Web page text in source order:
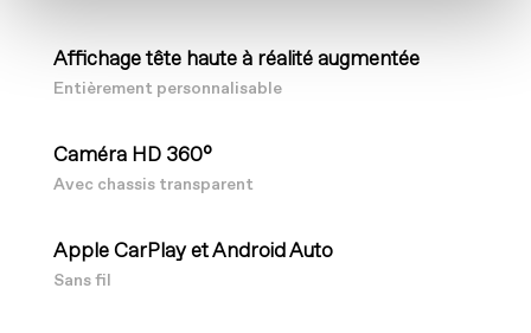
Affichage tête haute à réalité augmentée
Entièrement personnalisable
Caméra HD 360°
Avec chassis transparent
Apple CarPlay et Android Auto
Sans fil